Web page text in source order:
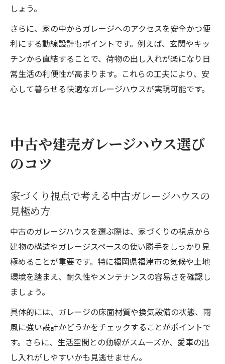
しょう。
さらに、家の中からガレージへのアクセスを安全かつ便
利にする動線設計もポイントです。例えば、玄関やキッ
チンから直結することで、荷物の出し入れが楽になり日
常生活の利便性が高まります。これらの工夫により、安
心して暮らせる快適なガレージハウスが実現可能です。
中古や建売ガレージハウス選び
のコツ
家づくり視点で考える中古ガレージハウスの
見極め方
中古のガレージハウスを選ぶ際は、家づくりの視点から
建物の構造やガレージスペースの使い勝手をしっかり見
極めることが重要です。特に福岡県福津市の気候や土地
環境を踏まえ、耐久性やメンテナンスの容易さを確認し
ましょう。
具体的には、ガレージの床面材質や換気設備の状態、雨
風に強い設計かどうかをチェックすることがポイントで
す。さらに、生活空間との動線がスムーズか、愛車の出
し入れがしやすいかも見逃せません。